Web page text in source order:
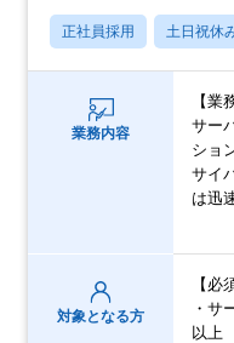
正社員採用 土日祝休
業務内容
【業
サー
ショ
サイ
は迅
対象となる方
【必
・サ
以上